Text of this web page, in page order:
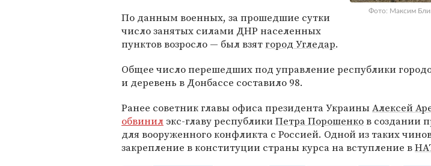
Фото: Максим
По данным военных, за прошедшие сутки
число занятых силами ДНР населенных
пунктов возросло — был взятгород Угледар.
Общее число перешедших под управление республики
и деревень в Донбассе составило 98.
Ранее советник главы офиса президента УкраиныАлексей
обвинил экс-главу республикиПетра Порошенков создании
для вооруженного конфликта с Россией. Одной из таких
закрепление в конституции страны курса на вступление в